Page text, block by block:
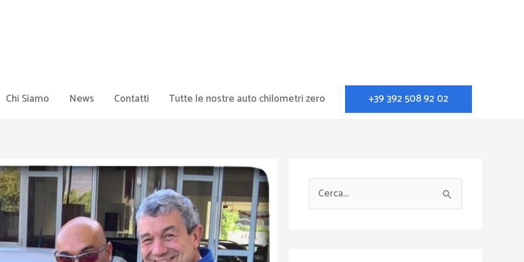
Chi Siamo News Contatti Tutte le nostre auto chilometri zero +39 392 508 92 02
e